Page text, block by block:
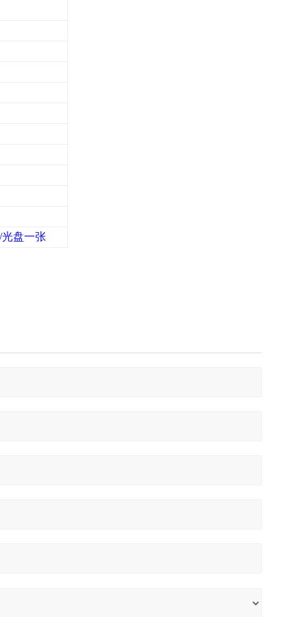
/光盘一张